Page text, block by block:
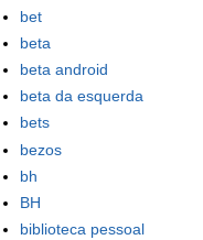
bet
beta
beta android
beta da esquerda
bets
bezos
bh
BH
biblioteca pessoal